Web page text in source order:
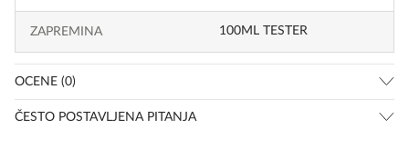
ZAPREMINA 100ML TESTER
OCENE (0)
ČESTO POSTAVLJENA PITANJA